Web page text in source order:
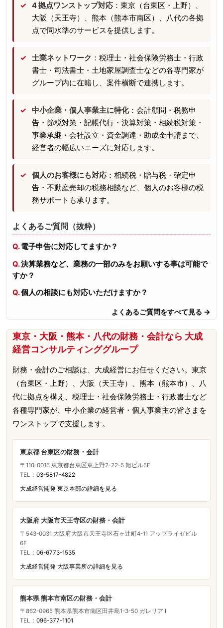
4 拠点ワンストップ対応 ：東京（台東区・上野）、
大阪（天王寺）、熊本（熊本市南区）、八代の各拠
点で同水準のサービスを提供します。
士業ネットワーク ：税理士・社会保険労務士・行政
書士・司法書士・土地家屋調査士などの各専門家が
グループ内に在籍し、案件横断で連携します。
中小企業・個人事業主に特化：会計顧問・税務申
告・節税対策・記帳代行・決算対策・相続税対策・
事業承継・会社設立・資金調達・助成金申請まで、
経営者の幅広いニーズに対応します。
個人のお客様にも対応 ：相続税・贈与税・確定申
告・不動産売却の税務相談など、個人のお客様の税
務サポートも承ります。
よくあるご質問（抜粋）
電子申告に対応してますか？
決算業務など、業務の一部のみをお願いする事は可能で
すか？
個人の相談にも対応いただけますか？
よくあるご質問をすべて見る →
東京・大阪・熊本・八代の財務・会計なら 大成
経営コンサルティンググループ
財務・会計のご相談は、大成経営にお任せください。東京
（台東区・上野）、大阪（天王寺）、熊本（熊本市）、八
代に拠点を構え、税理士・社会保険労務士・行政書士など
各種専門家が、中小企業の経営者・個人事業主の皆さまを
ワンストップで支援します。
東京都 台東区の財務・会計
〒110-0015 東京都台東区東上野2-22-5 旭ビル5F
TEL： 03-5817-4822
大成経営開発 東京本部の詳細を見る
大阪府 大阪市天王寺区の財務・会計
〒543-0031 大阪府大阪市天王寺区石ヶ辻町4-11 アップライゼビル
6F
TEL： 06-6773-1535
大成経営開発 大阪事業所の詳細を見る
熊本県 熊本市南区の財務・会計
〒862-0965 熊本県熊本市南区田井島1-3-50 ガレリアⅡ
TEL： 096-377-1101